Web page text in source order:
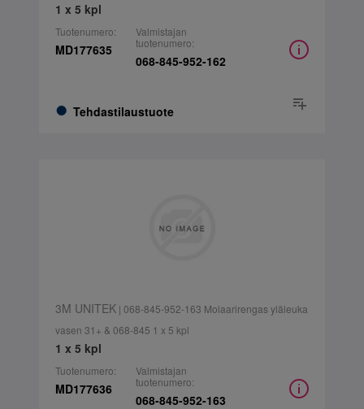
1 x 5 kpl
Tuotenumero:
MD177635
Tehdastilaustuote
Valmistajan
tuotenumero:
068-845-952-162
3M UNITEK| 068-845-952-163 Molaarirengas yläleuka
vasen 31+ & 068-845 1 x 5 kpl
1 x 5 kpl
Tuotenumero:
MD177636
Valmistajan
tuotenumero:
068-845-952-163